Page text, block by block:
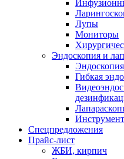
Лупы
Мониторы
Эндоскопия и
Эндоскопия
Гибкая
Спецпредложения
Прайс-лист
ЖБИ, кирпич